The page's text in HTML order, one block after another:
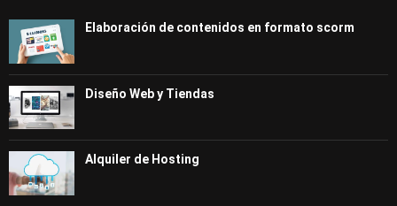
Elaboración de contenidos en formato scorm
Diseño Web y Tiendas
Alquiler de Hosting